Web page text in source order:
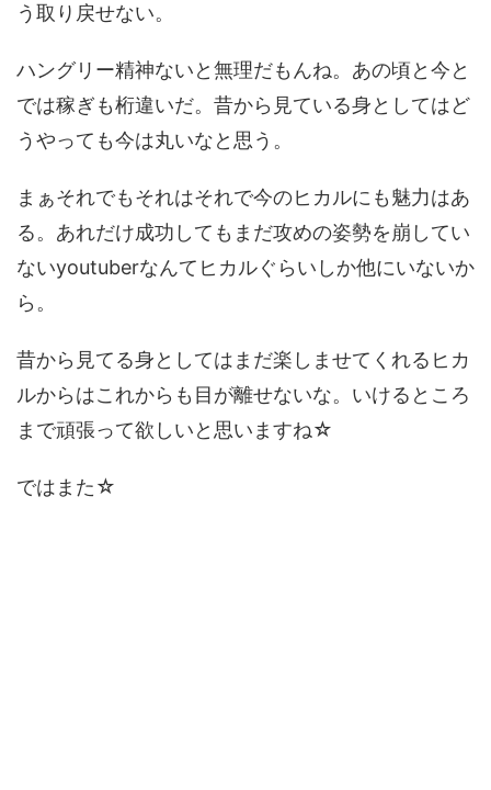
う取り戻せない。
ハングリー精神ないと無理だもんね。あの頃と今と
では稼ぎも桁違いだ。昔から見ている身としてはど
うやっても今は丸いなと思う。
まぁそれでもそれはそれで今のヒカルにも魅力はあ
る。あれだけ成功してもまだ攻めの姿勢を崩してい
ないyoutuberなんてヒカルぐらいしか他にいないか
ら。
昔から見てる身としてはまだ楽しませてくれるヒカ
ルからはこれからも目が離せないな。いけるところ
まで頑張って欲しいと思いますね☆
ではまた☆